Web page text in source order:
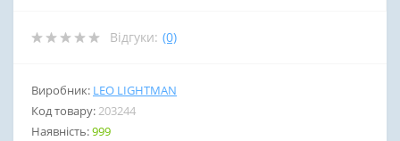
Відгуки: (0)
Виробник: LEO LIGHTMAN
Код товару:203244
Наявність:999